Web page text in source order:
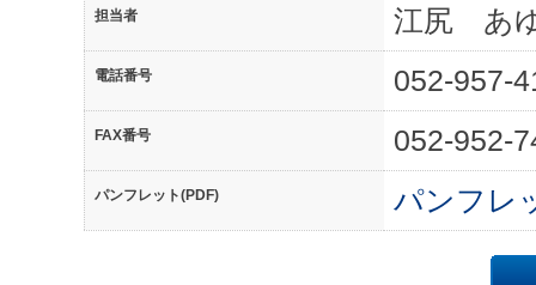
担当者 江尻 あ
電話番号 052-957-
FAX番号 052-952-
パンフレット(PDF) パンフレ